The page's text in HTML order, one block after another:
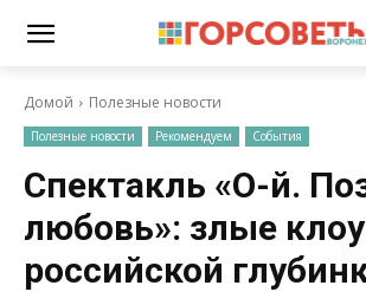
Домой Полезные новости
Полезные новости Рекомендуем События
Спектакль «О-й.
любовь»: злые
российской